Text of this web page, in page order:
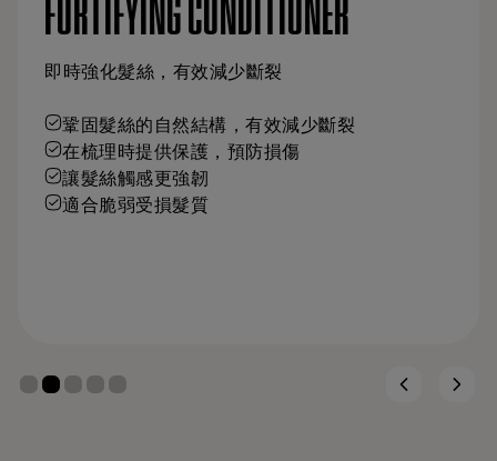
FORTIFYING CONDITIONER
即時強化髮絲，有效減少斷裂
鞏固髮絲的自然結構，有效減少斷裂